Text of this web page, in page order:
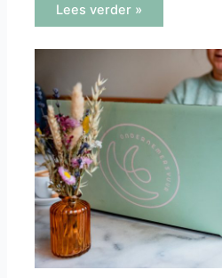
Lees verder »